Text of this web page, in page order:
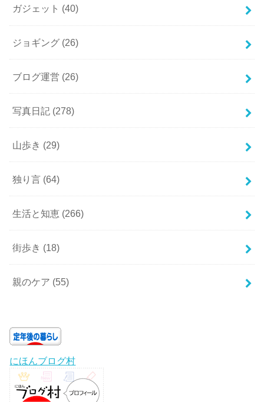
ガジェット (40)
ジョギング (26)
ブログ運営 (26)
写真日記 (278)
山歩き (29)
独り言 (64)
生活と知恵 (266)
街歩き (18)
親のケア (55)
にほんブログ村